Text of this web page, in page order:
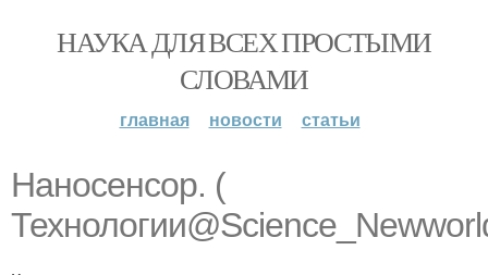
НАУКА ДЛЯ ВСЕХ ПРОСТЫМИ
СЛОВАМИ
главная новости статьи
Наносенсор. (